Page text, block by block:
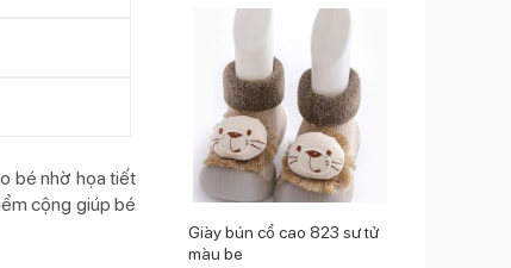
bé nhờ họa tiết
cộng giúp bé
Giày bún cổ cao 823 sư tử
màu be